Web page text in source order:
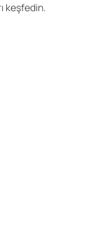
keşfedin.